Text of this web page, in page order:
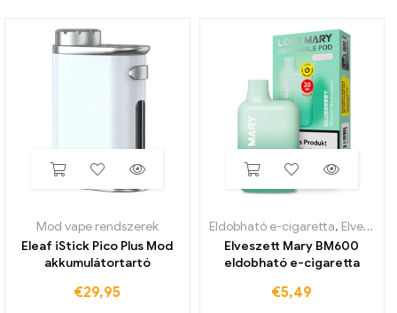
Mod vape rendszerek
Eleaf iStick Pico Plus Mod
akkumulátortartó
€29,95
Eldobható e-cigaretta, Elveszett Mary BM600
Elveszett Mary BM600
eldobható e-cigaretta
€5,49